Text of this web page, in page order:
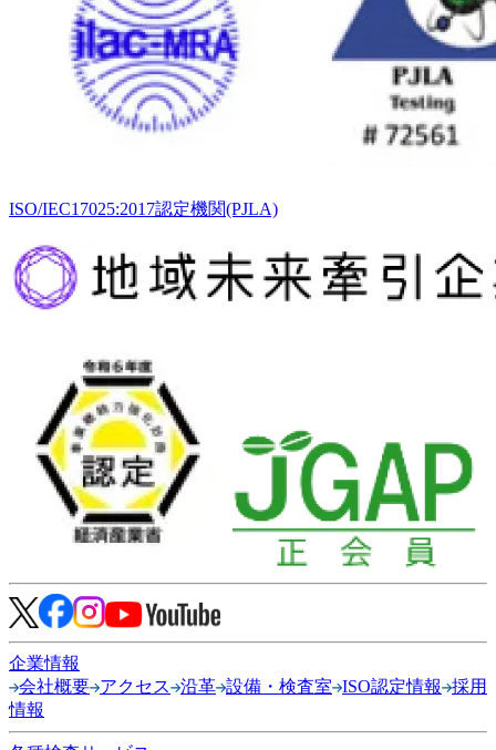
ISO/IEC17025:2017認定機関(PJLA)
企業情報
会社概要 アクセス 沿革 設備・検査室 ISO認定情報
採用
情報